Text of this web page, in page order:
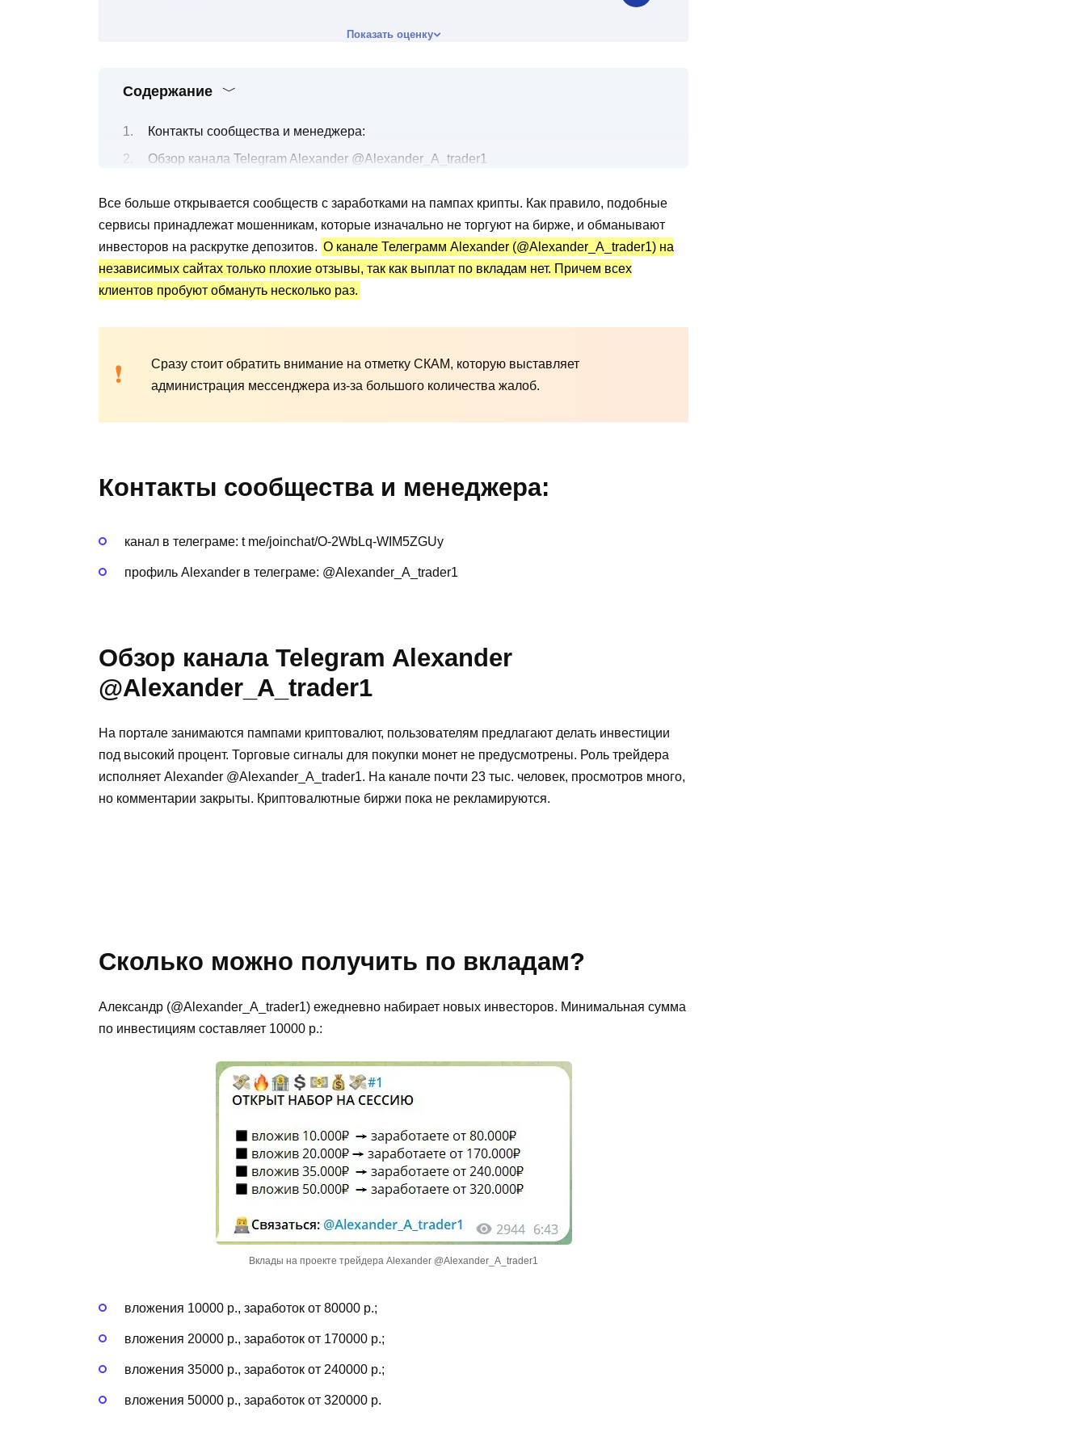
Показать оценку
Содержание
Контакты сообщества и менеджера:
Обзор канала Telegram Alexander @Alexander_A_trader1
Трейдер Alexander @Alexander_A_trader1: статистика и отзывы
Все больше открывается сообществ с заработками на пампах крипты. Как правило, подобные
сервисы принадлежат мошенникам, которые изначально не торгуют на бирже, и обманывают
инвесторов на раскрутке депозитов. О канале Телеграмм Alexander (@Alexander_A_trader1) на
независимых сайтах только плохие отзывы, так как выплат по вкладам нет. Причем всех
клиентов пробуют обмануть несколько раз.
Сразу стоит обратить внимание на отметку СКАМ, которую выставляет
администрация мессенджера из-за большого количества жалоб.
Контакты сообщества и менеджера:
канал в телеграме: t me/joinchat/O-2WbLq-WIM5ZGUy
профиль Alexander в телеграме: @Alexander_A_trader1
Обзор канала Telegram Alexander
@Alexander_A_trader1
На портале занимаются пампами криптовалют, пользователям предлагают делать инвестиции
под высокий процент. Торговые сигналы для покупки монет не предусмотрены. Роль трейдера
исполняет Alexander @Alexander_A_trader1. На канале почти 23 тыс. человек, просмотров много,
но комментарии закрыты. Криптовалютные биржи пока не рекламируются.
Сколько можно получить по вкладам?
Александр (@Alexander_A_trader1) ежедневно набирает новых инвесторов. Минимальная сумма
по инвестициям составляет 10000 р.:
Вклады на проекте трейдера Alexander @Alexander_A_trader1
вложения 10000 р., заработок от 80000 р.;
вложения 20000 р., заработок от 170000 р.;
вложения 35000 р., заработок от 240000 р.;
вложения 50000 р., заработок от 320000 р.